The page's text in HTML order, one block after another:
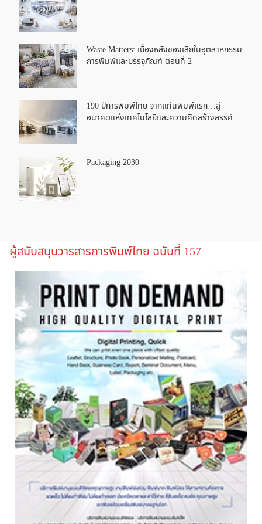
Waste Matters: เบื้องหลังของเสียในอุตสาหกรรม
การพิมพ์และบรรจุภัณฑ์ ตอนที่ 2
190 ปีการพิมพ์ไทย จากแท่นพิมพ์แรก…สู่
อนาคตแห่งเทคโนโลยีและความคิดสร้างสรรค์
Packaging 2030
ผู้สนับสนุนวารสารการพิมพ์ไทย ฉบับที่ 157